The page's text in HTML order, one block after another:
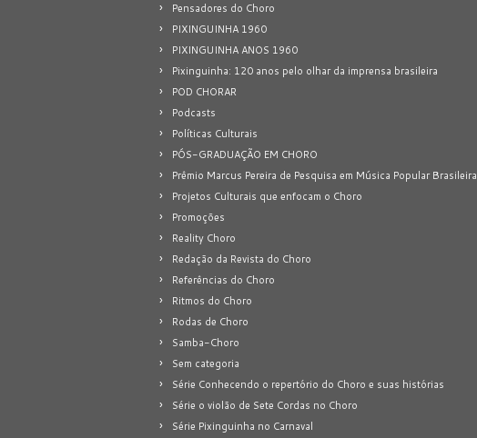
Pensadores do Choro
PIXINGUINHA 1960
PIXINGUINHA ANOS 1960
Pixinguinha: 120 anos pelo olhar da imprensa brasileira
POD CHORAR
Podcasts
Políticas Culturais
PÓS-GRADUAÇÃO EM CHORO
Prêmio Marcus Pereira de Pesquisa em Música Popular Brasileira
Projetos Culturais que enfocam o Choro
Promoções
Reality Choro
Redação da Revista do Choro
Referências do Choro
Ritmos do Choro
Rodas de Choro
Samba-Choro
Sem categoria
Série Conhecendo o repertório do Choro e suas histórias
Série o violão de Sete Cordas no Choro
Série Pixinguinha no Carnaval